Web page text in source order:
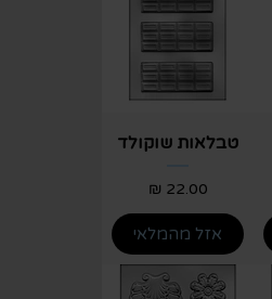
טבלאות שוקולד
מחיר
אזל מהמלאי